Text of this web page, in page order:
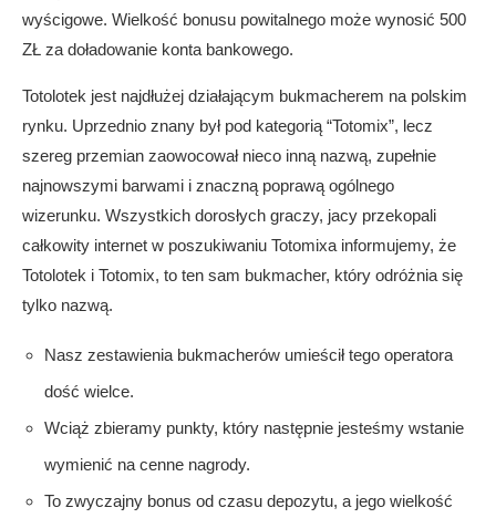
wyścigowe. Wielkość bonusu powitalnego może wynosić 500
ZŁ za doładowanie konta bankowego.
Totolotek jest najdłużej działającym bukmacherem na polskim
rynku. Uprzednio znany był pod kategorią “Totomix”, lecz
szereg przemian zaowocował nieco inną nazwą, zupełnie
najnowszymi barwami i znaczną poprawą ogólnego
wizerunku. Wszystkich dorosłych graczy, jacy przekopali
całkowity internet w poszukiwaniu Totomixa informujemy, że
Totolotek i Totomix, to ten sam bukmacher, który odróżnia się
tylko nazwą.
Nasz zestawienia bukmacherów umieścił tego operatora
dość wielce.
Wciąż zbieramy punkty, który następnie jesteśmy wstanie
wymienić na cenne nagrody.
To zwyczajny bonus od czasu depozytu, a jego wielkość